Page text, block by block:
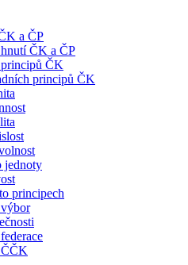
a ČP
ČK a ČP
ČK
principů ČK
jednoty
principech